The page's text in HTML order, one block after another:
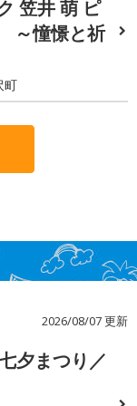
笠井 萌 ピ
～憧憬と祈
町
2026/08/07 更新
夕まつり／